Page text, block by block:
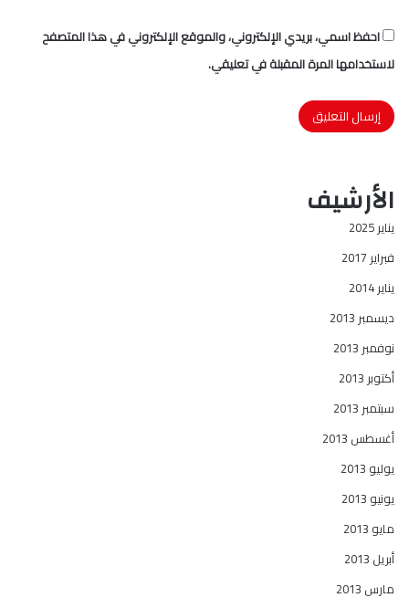
احفظ اسمي، بريدي الإلكتروني، والموقع الإلكتروني في هذا المتصفح
لاستخدامها المرة المقبلة في تعليقي.
الأرشيف
يناير 2025
فبراير 2017
يناير 2014
ديسمبر 2013
نوفمبر 2013
أكتوبر 2013
سبتمبر 2013
أغسطس 2013
يوليو 2013
يونيو 2013
مايو 2013
أبريل 2013
مارس 2013